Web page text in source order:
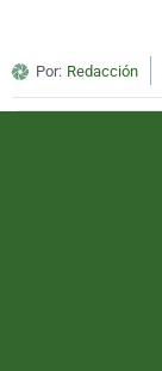
Por: Redacción